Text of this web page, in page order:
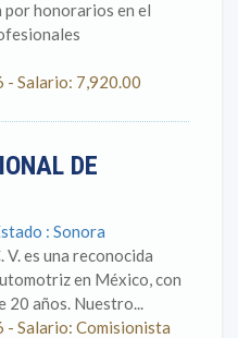
por honorarios en el
Salario: 7,920.00
DE
: Sonora
V. es una reconocida
en México, con
20 años. Nuestro...
Salario: Comisionista